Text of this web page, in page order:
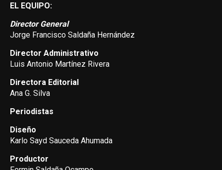
EL EQUIPO:
Director General
Jorge Francisco Saldaña Hernández
Director Administrativo
Luis Antonio Martínez Rivera
Directora Editorial
Ana G. Silva
Periodistas
Diseño
Karlo Sayd Sauceda Ahumada
Productor